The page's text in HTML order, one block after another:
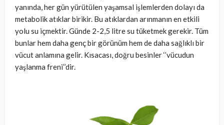
yanında, her gün yürütülen yaşamsal işlemlerden dolayı da
metabolik atıklar birikir. Bu atıklardan arınmanın en etkili
yolu su içmektir. Günde 2-2,5 litre su tüketmek gerekir. Tüm
bunlar hem daha genç bir görünüm hem de daha sağlıklı bir
vücut anlamına gelir. Kısacası, doğru besinler ‘’vücudun
yaşlanma freni’’dir.